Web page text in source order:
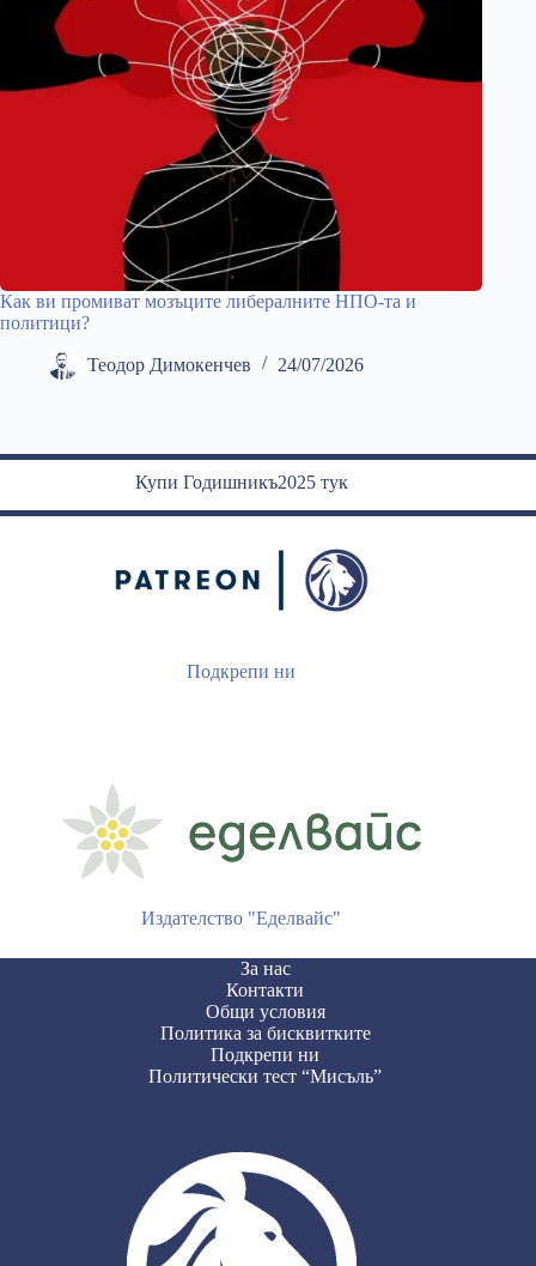
Как ви промиват мозъците либералните НПО-та и
политици?
Теодор Димокенчев 24/07/2026
Купи Годишникъ2025 тук
Подкрепи ни
Издателство "Еделвайс"
За нас
Контакти
Общи условия
Политика за бисквитките
Подкрепи ни
Политически тест “Мисъль”